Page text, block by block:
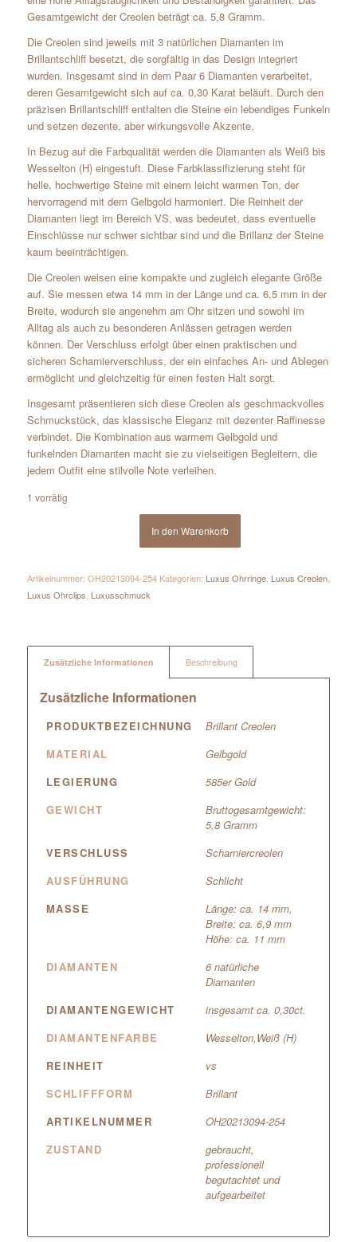
Gesamtgewicht der Creolen beträgt ca. 5,8 Gramm.
Die Creolen sind jeweils mit 3 natürlichen Diamanten im
Brillantschliff besetzt, die sorgfältig in das Design integriert
wurden. Insgesamt sind in dem Paar 6 Diamanten verarbeitet,
deren Gesamtgewicht sich auf ca. 0,30 Karat beläuft. Durch den
präzisen Brillantschliff entfalten die Steine ein lebendiges Funkeln
und setzen dezente, aber wirkungsvolle Akzente.
In Bezug auf die Farbqualität werden die Diamanten als Weiß bis
Wesselton (H) eingestuft. Diese Farbklassifizierung steht für
helle, hochwertige Steine mit einem leicht warmen Ton, der
hervorragend mit dem Gelbgold harmoniert. Die Reinheit der
Diamanten liegt im Bereich VS, was bedeutet, dass eventuelle
Einschlüsse nur schwer sichtbar sind und die Brillanz der Steine
kaum beeinträchtigen.
Die Creolen weisen eine kompakte und zugleich elegante Größe
auf. Sie messen etwa 14 mm in der Länge und ca. 6,5 mm in der
Breite, wodurch sie angenehm am Ohr sitzen und sowohl im
Alltag als auch zu besonderen Anlässen getragen werden
können. Der Verschluss erfolgt über einen praktischen und
sicheren Scharnierverschluss, der ein einfaches An- und Ablegen
ermöglicht und gleichzeitig für einen festen Halt sorgt.
Insgesamt präsentieren sich diese Creolen als geschmackvolles
Schmuckstück, das klassische Eleganz mit dezenter Raffinesse
verbindet. Die Kombination aus warmem Gelbgold und
funkelnden Diamanten macht sie zu vielseitigen Begleitern, die
jedem Outfit eine stilvolle Note verleihen.
1 vorrätig
In den Warenkorb
Artikelnummer: OH20213094-254 Kategorien: Luxus Ohrringe, Luxus Creolen,
Luxus Ohrclips Luxusschmuck
Zusätzliche Informationen Beschreibung
Zusätzliche Informationen
PRODUKTBEZEICHNUNG
Brillant Creolen
MATERIAL
Gelbgold
LEGIERUNG
585er Gold
GEWICHT
Bruttogesamtgewicht:
5,8 Gramm
VERSCHLUSS
Scharniercreolen
AUSFÜHRUNG
Schlicht
MASSE
Länge: ca. 14 mm,
Breite: ca. 6,9 mm
Höhe: ca. 11 mm
DIAMANTEN
6 natürliche
Diamanten
DIAMANTENGEWICHT
insgesamt ca. 0,30ct.
DIAMANTENFARBE
Wesselton,Weiß (H)
REINHEIT
vs
SCHLIFFFORM
Brillant
ARTIKELNUMMER
OH20213094-254
ZUSTAND
gebraucht,
professionell
begutachtet und
aufgearbeitet